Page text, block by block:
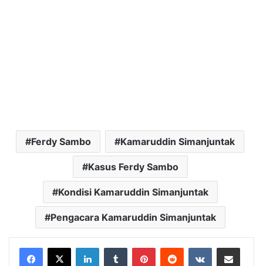
Ferdy Sambo Kamaruddin Simanjuntak
Kasus Ferdy Sambo
Kondisi Kamaruddin Simanjuntak
Pengacara Kamaruddin Simanjuntak
LinkedInTumblr PinterestReddit VKontakteBagikan Lewat Email